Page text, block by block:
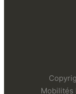
Mobilités